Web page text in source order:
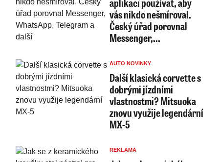
vás nikdo nešmíroval.
Český úřad porovnal
Messenger,…
AUTO NOVINKY
Další klasická corvette s
dobrými jízdními
vlastnostmi? Mitsuoka
znovu využije legendární
MX-5
REKLAMA